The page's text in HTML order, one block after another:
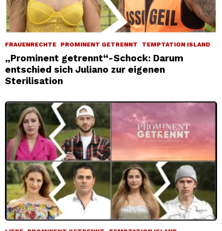
FRAUENRECHTE PROMINENT GETRENNT TEMPTATION ISLAND
„Prominent getrennt“-Schock: Darum
entschied sich Juliano zur eigenen
Sterilisation